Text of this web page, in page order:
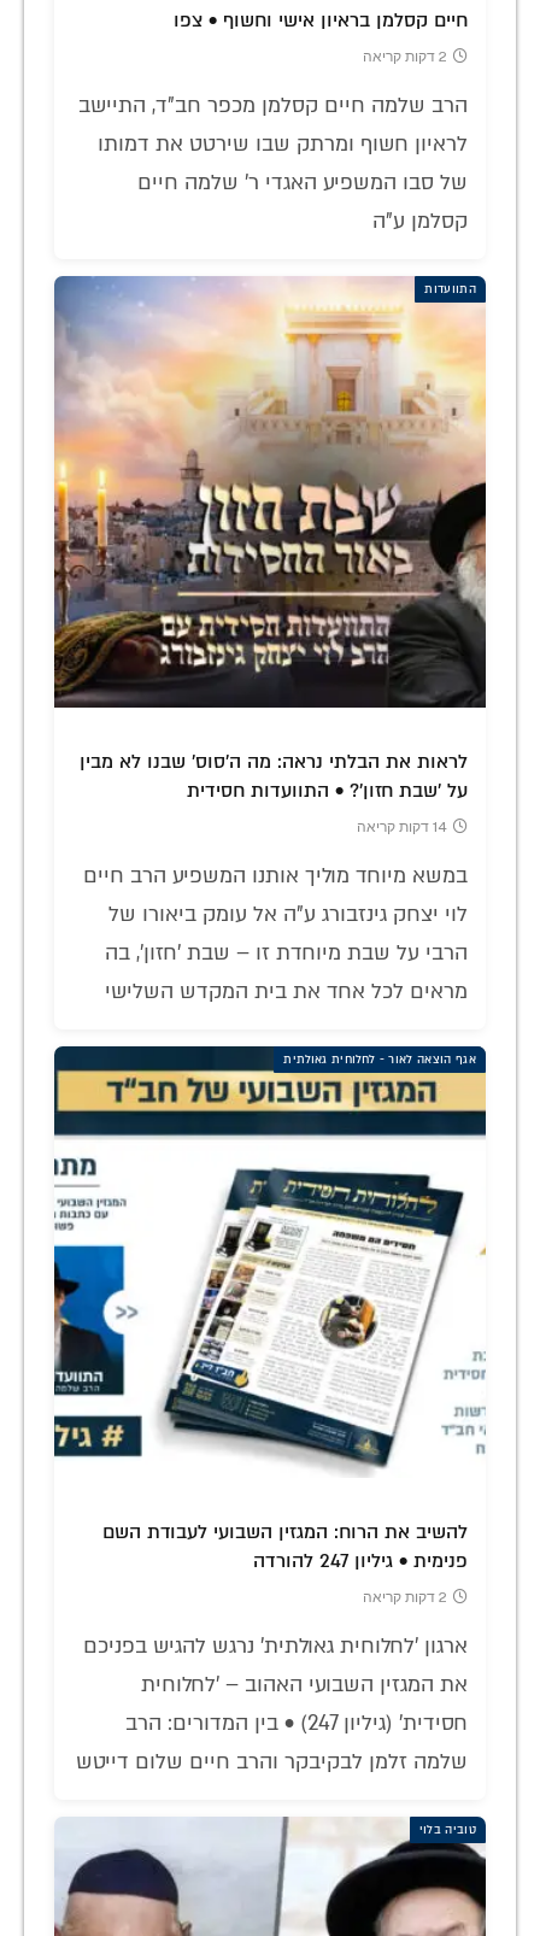
חיים קסלמן בראיון אישי וחשוף • צפו
2 דקות קריאה
הרב שלמה חיים קסלמן מכפר חב"ד, התיישב
לראיון חשוף ומרתק שבו שירטט את דמותו
של סבו המשפיע האגדי ר' שלמה חיים
קסלמן ע"ה
התוועדות
לראות את הבלתי נראה: מה ה'סוס' שבנו לא מבין
על 'שבת חזון'? • התוועדות חסידית
14 דקות קריאה
במשא מיוחד מוליך אותנו המשפיע הרב חיים
לוי יצחק גינזבורג ע"ה אל עומק ביאורו של
הרבי על שבת מיוחדת זו – שבת 'חזון', בה
מראים לכל אחד את בית המקדש השלישי
אגף הוצאה לאור - לחלוחית גאולתית
להשיב את הרוח: המגזין השבועי לעבודת השם
פנימית • גיליון 247 להורדה
2 דקות קריאה
ארגון 'לחלוחית גאולתית' נרגש להגיש בפניכם
את המגזין השבועי האהוב – 'לחלוחית
חסידית' (גיליון 247) • בין המדורים: הרב
שלמה זלמן לבקיבקר והרב חיים שלום דייטש
טוביה בלוי